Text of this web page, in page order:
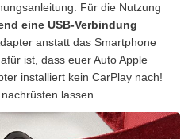
Für die Nutzung
eine USB-Verbindung
anstatt das Smartphone
ist, dass euer Auto Apple
installiert kein CarPlay nach!
lassen.